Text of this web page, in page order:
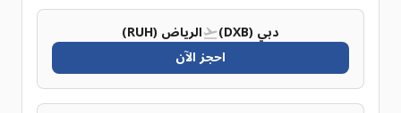
دبي (DXB)
الرياض (RUH)
احجز الآن